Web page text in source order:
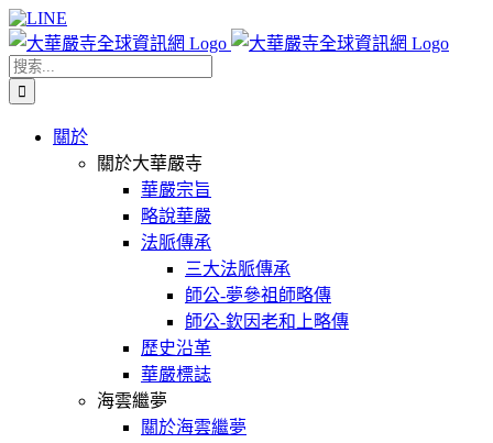
Skip
to
content
Facebook
X
WeChat
YouTube
LINE
搜
索
關於
關於大華嚴寺
華嚴宗旨
略說華嚴
法脈傳承
三大法脈傳承
師公-夢參祖師略傳
師公-欽因老和上略傳
歷史沿革
華嚴標誌
海雲繼夢
關於海雲繼夢